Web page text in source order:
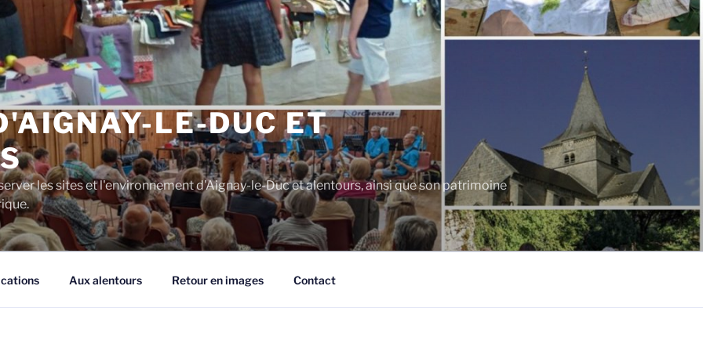
LE-DUC ET
les sites et l'environnement d'Aignay-le-Duc et alentours, ainsi que son patrimoine
Aux alentours Retour en images Contact